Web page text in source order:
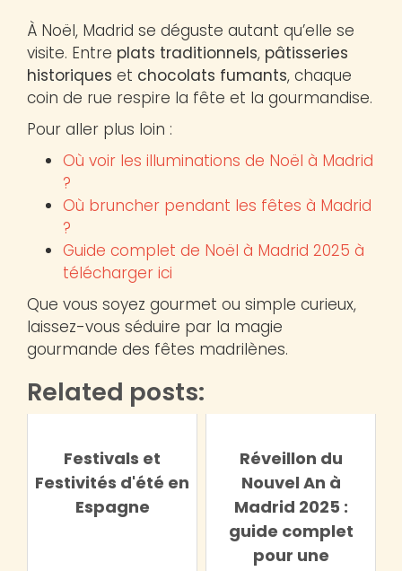
À Noël, Madrid se déguste autant qu’elle se
visite. Entre plats traditionnels, pâtisseries
historiques et chocolats fumants, chaque
coin de rue respire la fête et la gourmandise.
Pour aller plus loin :
Où voir les illuminations de Noël à Madrid
?
Où bruncher pendant les fêtes à Madrid
?
Guide complet de Noël à Madrid 2025 à
télécharger ici
Que vous soyez gourmet ou simple curieux,
laissez-vous séduire par la magie
gourmande des fêtes madrilènes.
Related posts:
Festivals et
Festivités d'été en
Espagne
Réveillon du
Nouvel An à
Madrid 2025 :
guide complet
pour une